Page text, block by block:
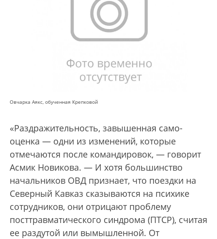
Овчарка Аякс, обученная Крепковой
«Раздражительность, завышенная само­
оценка — одни из изменений, которые
отмечаются после командировок, — говорит
Асмик Новикова. — И хотя большинство
начальников ОВД признает, что поездки на
Северный Кавказ сказываются на психике
сотрудников, они отрицают проблему
посттравматического синдрома (ПТСР), считая
ее раздутой или вымышленной. От